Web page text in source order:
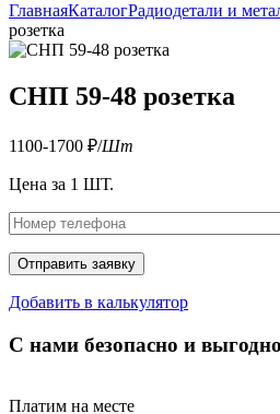
ГлавнаяКаталогРадиодетали и
розетка
СНП 59-48 розетка
1100-1700 ₽/Шт
Цена за 1 ШТ.
Отправить заявку
Добавить в калькулятор
С нами безопасно и выгодно
Платим на месте